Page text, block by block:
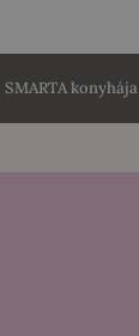
SMARTA konyhája